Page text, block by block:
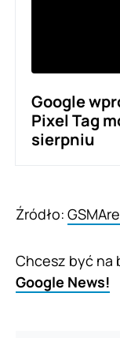
Google
Pixel Tag
sierpniu
Źródło:
Chcesz być na
Google News!